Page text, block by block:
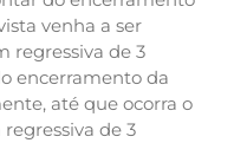
venha a ser
regressiva de 3
encerramento da
até que ocorra o
de 3